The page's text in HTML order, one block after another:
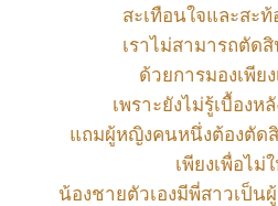
สะเทือนใจและสะท้
เราไม่สามารถตัด
ด้วยการมองเพีย
เพราะยังไม่รู้เบื้องห
แถมผู้หญิงคนหนึ่งต้องตัด
เพียงเพื่อไม่
น้องชายตัวเองมีพี่สาวเป็